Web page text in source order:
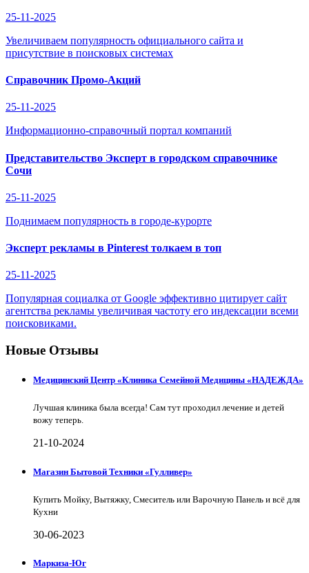
25-11-2025
Увеличиваем популярность официального сайта и
присутствие в поисковых системах
Справочник Промо-Акций
25-11-2025
Информационно-справочный портал компаний
Представительство Эксперт в городском справочнике
Сочи
25-11-2025
Поднимаем популярность в городе-курорте
Эксперт рекламы в Pinterest толкаем в топ
25-11-2025
Популярная социалка от Google эффективно цитирует сайт
агентства рекламы увеличивая частоту его индексации всеми
поисковиками.
Новые Отзывы
Медицинский Центр «Клиника Семейной Медицины «НАДЕЖДА»
Лучшая клиника была всегда! Сам тут проходил лечение и детей
вожу теперь.
21-10-2024
Магазин Бытовой Техники «Гулливер»
Купить Мойку, Вытяжку, Смеситель или Варочную Панель и всё для
Кухни
30-06-2023
Маркиза-Юг